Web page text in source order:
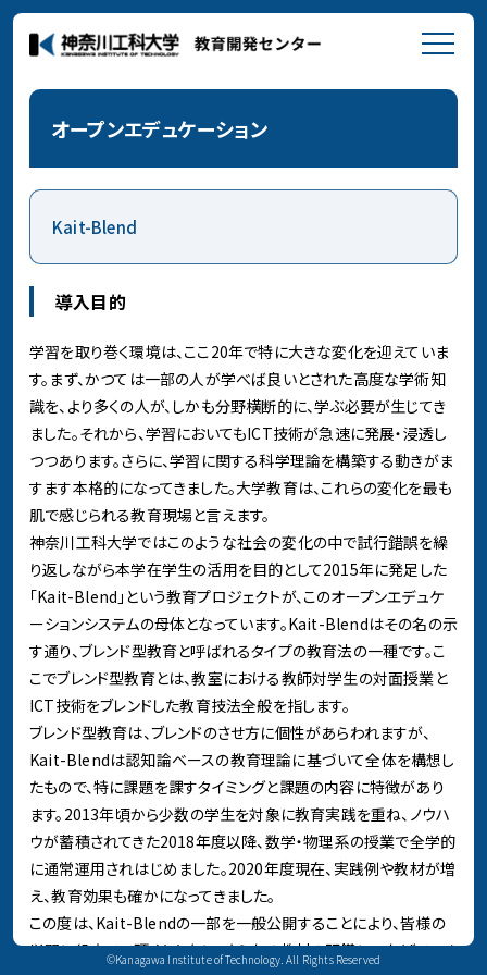
©Kanagawa Institute of Technology. All Rights Reserved
オープンエデュケーション
Kait-Blend
導⼊⽬的
学習を取り巻く環境は、ここ20年で特に⼤きな変化を迎えていま
す。まず、かつては⼀部の⼈が学べば良いとされた⾼度な学術知
識を、より多くの⼈が、しかも分野横断的に、学ぶ必要が⽣じてき
ました。それから、学習においてもICT技術が急速に発展・浸透し
つつあります。さらに、学習に関する科学理論を構築する動きがま
すます本格的になってきました。⼤学教育は、これらの変化を最も
肌で感じられる教育現場と⾔えます。
神奈川⼯科⼤学ではこのような社会の変化の中で試⾏錯誤を繰
り返しながら本学在学⽣の活⽤を⽬的として2015年に発⾜した
「Kait-Blend」という教育プロジェクトが、このオープンエデュケ
ーションシステムの⺟体となっています。Kait-Blendはその名の⽰
す通り、ブレンド型教育と呼ばれるタイプの教育法の⼀種です。こ
こでブレンド型教育とは、教室における教師対学⽣の対⾯授業と
ICT技術をブレンドした教育技法全般を指します。
ブレンド型教育は、ブレンドのさせ⽅に個性があらわれますが、
Kait-Blendは認知論ベースの教育理論に基づいて全体を構想し
たもので、特に課題を課すタイミングと課題の内容に特徴があり
ます。2013年頃から少数の学⽣を対象に教育実践を重ね、ノウハ
ウが蓄積されてきた2018年度以降、数学・物理系の授業で全学的
に通常運⽤されはじめました。2020年度現在、実践例や教材が増
え、教育効果も確かになってきました。
この度は、Kait-Blendの⼀部を⼀般公開することにより、皆様の
学習に役⽴てて頂くとともに、さらなる教材の研鑽につなげていき